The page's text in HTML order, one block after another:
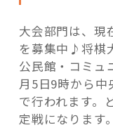
大会部門は、現
を募集中♪将棋
公民館・コミュ
月5日9時から中
で行われます。
定戦になります。